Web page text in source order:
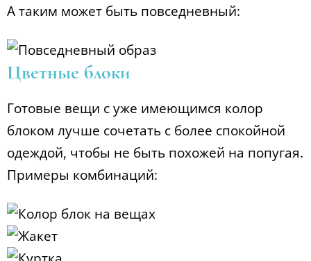
А таким может быть повседневный:
Цветные блоки
Готовые вещи с уже имеющимся колор
блоком лучше сочетать с более спокойной
одеждой, чтобы не быть похожей на попугая.
Примеры комбинаций: